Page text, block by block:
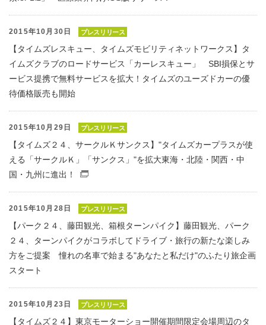
2015年10月30日 プレスリリース
【タイムズレスキュー、タイムズモビリティネットワークス】タ
イムズクラブのロードサービス「カーレスキュー」 SBI損保とサ
ービス提携で無料サービスを拡大！タイムズのユーズドカーの優
待価格販売も開始
2015年10月29日 プレスリリース
【タイムズ２４、サークルＫサンクス】"タイムズカープラスが使
える「サークルＫ」「サンクス」"を拡大東海・北陸・関西・中
国・九州に進出！
2015年10月28日 プレスリリース
【パーク２４、藤田観光、箱根ターンパイク】藤田観光、パーク
２４、ターンパイクがコラボしてドライブ・旅行の新たな楽しみ
方をご提案 憧れの名車で始まる"あなたと私だけ"のふたり旅企画
スタート
2015年10月23日 プレスリリース
【タイムズ２４】東京モーターショー開催期間限定会場周辺のタ